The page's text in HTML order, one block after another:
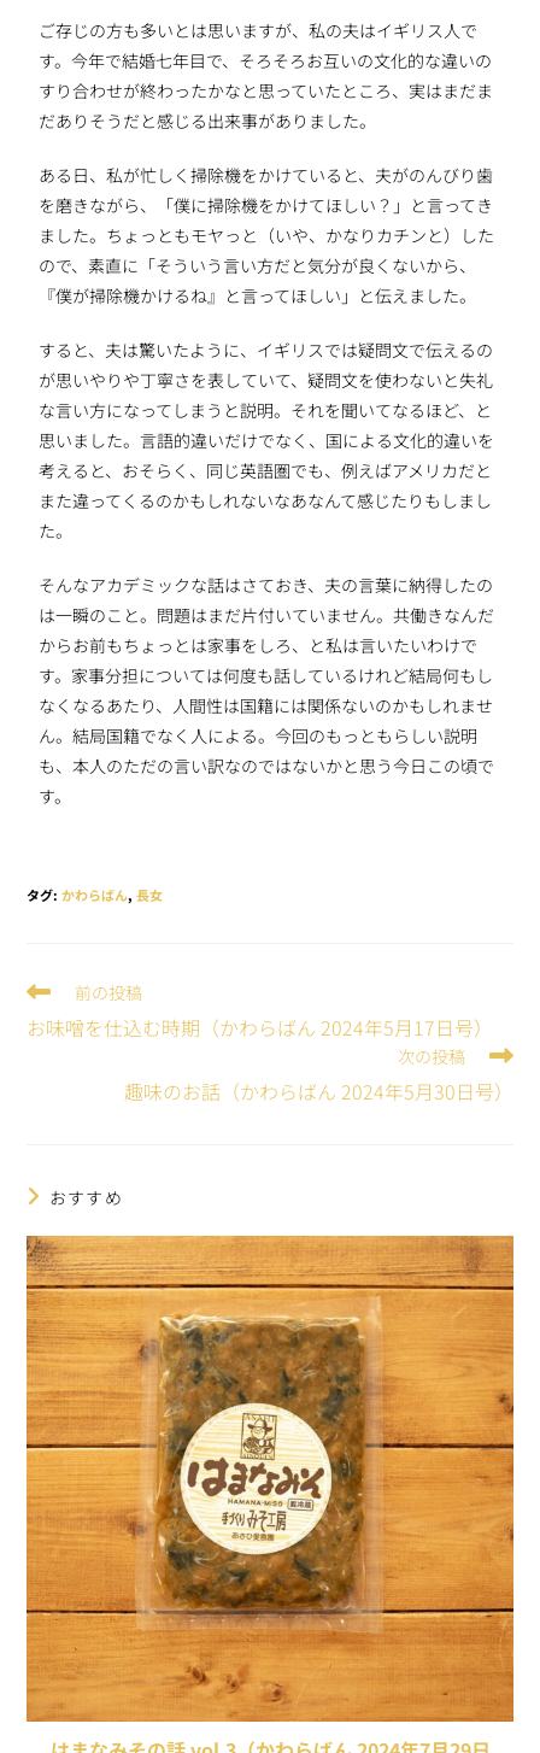
ご存じの方も多いとは思いますが、私の夫はイギリス人で
す。今年で結婚七年目で、そろそろお互いの文化的な違いの
すり合わせが終わったかなと思っていたところ、実はまだま
だありそうだと感じる出来事がありました。
ある日、私が忙しく掃除機をかけていると、夫がのんびり歯
を磨きながら、「僕に掃除機をかけてほしい？」と言ってき
ました。ちょっともモヤっと（いや、かなりカチンと）した
ので、素直に「そういう言い方だと気分が良くないから、
『僕が掃除機かけるね』と言ってほしい」と伝えました。
すると、夫は驚いたように、イギリスでは疑問文で伝えるの
が思いやりや丁寧さを表していて、疑問文を使わないと失礼
な言い方になってしまうと説明。それを聞いてなるほど、と
思いました。言語的違いだけでなく、国による文化的違いを
考えると、おそらく、同じ英語圏でも、例えばアメリカだと
また違ってくるのかもしれないなあなんて感じたりもしまし
た。
そんなアカデミックな話はさておき、夫の言葉に納得したの
は一瞬のこと。問題はまだ片付いていません。共働きなんだ
からお前もちょっとは家事をしろ、と私は言いたいわけで
す。家事分担については何度も話しているけれど結局何もし
なくなるあたり、人間性は国籍には関係ないのかもしれませ
ん。結局国籍でなく人による。今回のもっともらしい説明
も、本人のただの言い訳なのではないかと思う今日この頃で
す。
タグ:かわらばん, 長女
前の投稿
お味噌を仕込む時期（かわらばん 2024年5月17日号）
次の投稿
趣味のお話（かわらばん 2024年5月30日号）
おすすめ